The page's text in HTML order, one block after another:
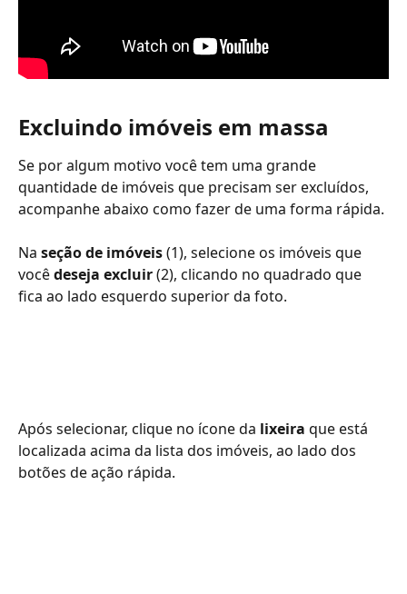
Excluindo imóveis em massa
Se por algum motivo você tem uma grande
quantidade de imóveis que precisam ser excluídos,
acompanhe abaixo como fazer de uma forma rápida.
Na seção de imóveis (1), selecione os imóveis que
você deseja excluir (2), clicando no quadrado que
fica ao lado esquerdo superior da foto.
Após selecionar, clique no ícone da lixeira que está
localizada acima da lista dos imóveis, ao lado dos
botões de ação rápida.